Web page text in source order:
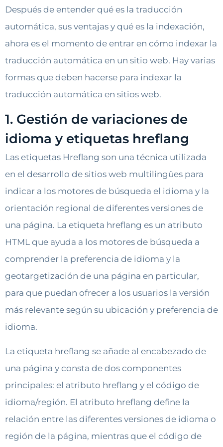
Después de entender qué es la traducción
automática, sus ventajas y qué es la indexación,
ahora es el momento de entrar en cómo indexar la
traducción automática en un sitio web. Hay varias
formas que deben hacerse para indexar la
traducción automática en sitios web.
1. Gestión de variaciones de
idioma y etiquetas hreflang
Las etiquetas Hreflang son una técnica utilizada
en el desarrollo de sitios web multilingües para
indicar a los motores de búsqueda el idioma y la
orientación regional de diferentes versiones de
una página. La etiqueta hreflang es un atributo
HTML que ayuda a los motores de búsqueda a
comprender la preferencia de idioma y la
geotargetización de una página en particular,
para que puedan ofrecer a los usuarios la versión
más relevante según su ubicación y preferencia de
idioma.
La etiqueta hreflang se añade al encabezado de
una página y consta de dos componentes
principales: el atributo hreflang y el código de
idioma/región. El atributo hreflang define la
relación entre las diferentes versiones de idioma o
región de la página, mientras que el código de